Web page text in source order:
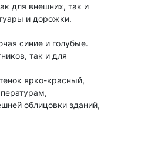
для внешних, так и
и дорожки.
синие и голубые.
так и для
ярко-красный,
облицовки зданий,